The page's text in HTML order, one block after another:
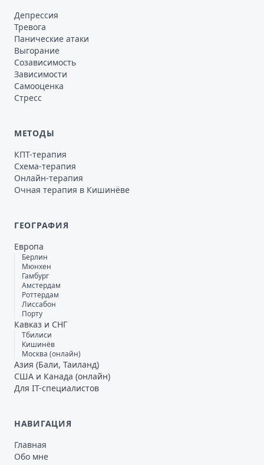
Депрессия
Тревога
Панические атаки
Выгорание
Созависимость
Зависимости
Самооценка
Стресс
МЕТОДЫ
КПТ-терапия
Схема-терапия
Онлайн-терапия
Очная терапия в Кишинёве
ГЕОГРАФИЯ
Европа
Берлин
Мюнхен
Гамбург
Амстердам
Роттердам
Лиссабон
Порту
Кавказ и СНГ
Тбилиси
Кишинёв
Москва (онлайн)
Азия (Бали, Таиланд)
США и Канада (онлайн)
Для IT-специалистов
НАВИГАЦИЯ
Главная
Обо мне